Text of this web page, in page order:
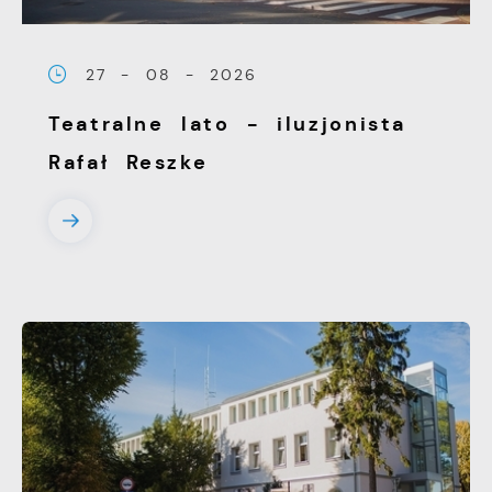
27 - 08 - 2026
Teatralne lato - iluzjonista
Rafał Reszke
witryny internetowej. Treści promocyjne
trzecich lub firm będących naszymi
partnerami oraz innych dostawców usług.
pośredników prezentujących nasze treści w